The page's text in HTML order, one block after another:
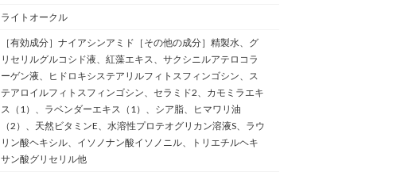
ライトオークル
［有効成分］ナイアシンアミド［その他の成分］精製水、グ
リセリルグルコシド液、紅藻エキス、サクシニルアテロコラ
ーゲン液、ヒドロキシステアリルフィトスフィンゴシン、ス
テアロイルフィトスフィンゴシン、セラミド2、カモミラエキ
ス（1）、ラベンダーエキス（1）、シア脂、ヒマワリ油
（2）、天然ビタミンE、水溶性プロテオグリカン溶液S、ラウ
リン酸ヘキシル、イソノナン酸イソノニル、トリエチルヘキ
サン酸グリセリル他